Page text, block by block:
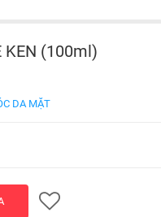
KEN (100ml)
DA MẶT